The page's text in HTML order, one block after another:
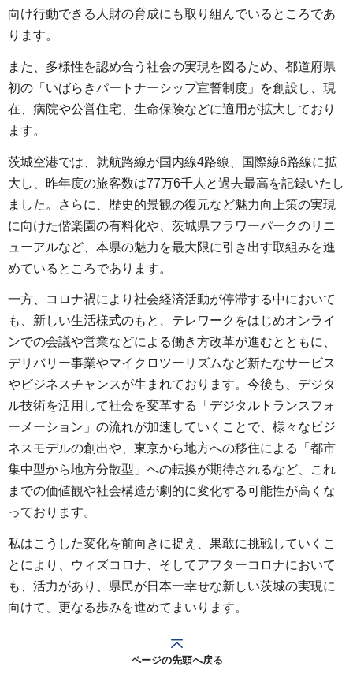
向け行動できる人財の育成にも取り組んでいるところであ
ります。
また、多様性を認め合う社会の実現を図るため、都道府県
初の「いばらきパートナーシップ宣誓制度」を創設し、現
在、病院や公営住宅、生命保険などに適用が拡大しており
ます。
茨城空港では、就航路線が国内線4路線、国際線6路線に拡
大し、昨年度の旅客数は77万6千人と過去最高を記録いたし
ました。さらに、歴史的景観の復元など魅力向上策の実現
に向けた偕楽園の有料化や、茨城県フラワーパークのリニ
ューアルなど、本県の魅力を最大限に引き出す取組みを進
めているところであります。
一方、コロナ禍により社会経済活動が停滞する中において
も、新しい生活様式のもと、テレワークをはじめオンライ
ンでの会議や営業などによる働き方改革が進むとともに、
デリバリー事業やマイクロツーリズムなど新たなサービス
やビジネスチャンスが生まれております。今後も、デジタ
ル技術を活用して社会を変革する「デジタルトランスフォ
ーメーション」の流れが加速していくことで、様々なビジ
ネスモデルの創出や、東京から地方への移住による「都市
集中型から地方分散型」への転換が期待されるなど、これ
までの価値観や社会構造が劇的に変化する可能性が高くな
っております。
私はこうした変化を前向きに捉え、果敢に挑戦していくこ
とにより、ウィズコロナ、そしてアフターコロナにおいて
も、活力があり、県民が日本一幸せな新しい茨城の実現に
向けて、更なる歩みを進めてまいります。
ページの先頭へ戻る